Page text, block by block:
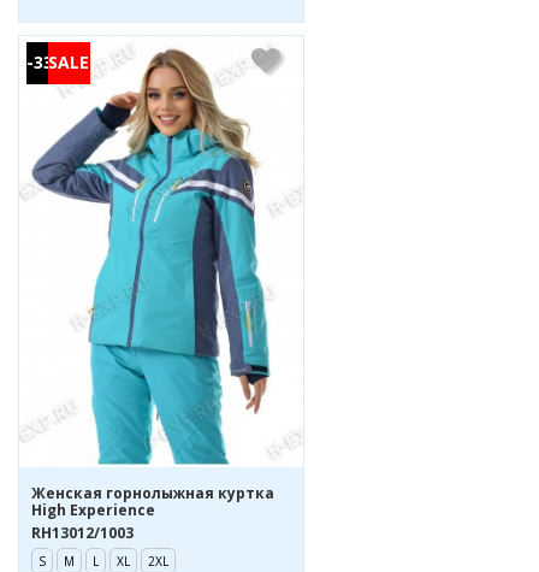
-33%
Женская горнолыжная куртка
High Experience
RH13012/1003
S M L XL 2XL